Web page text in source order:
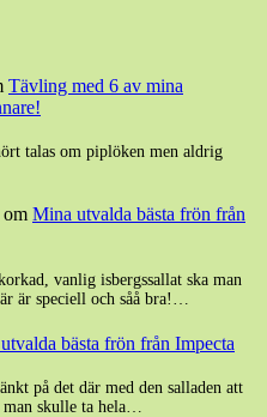
Tävling med 6 av mina
talas om piplöken men aldrig
om Mina utvalda bästa frön från
vanlig isbergssallat ska man
är speciell och såå bra!…
bästa frön från Impecta
på det där med den salladen att
skulle ta hela…